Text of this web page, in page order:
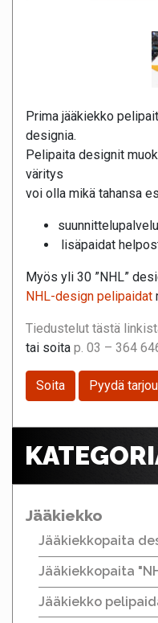
Prima jääkiekko
designia.
Pelipaita designit
väritys
voi olla mikä tahansa
suunnittelupalvelu
lisäpaidat
Myös yli 30 ”NHL”
NHL-design pelipaidat
Tiedustelut tästä
tai soita p. 03 – 364
Soita Pyydä
Jääkiekko
Jääkiekkopaita
Jääkiekkopaita
Jääkiekko